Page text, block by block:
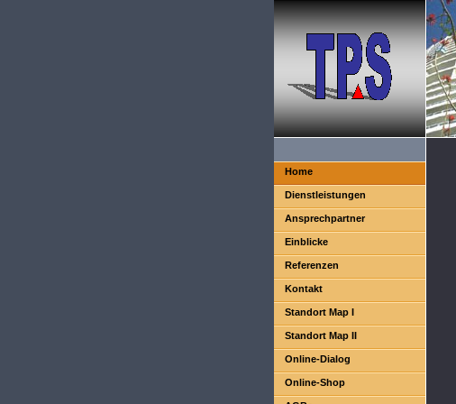
Home
Dienstleistungen
Ansprechpartner
Einblicke
Referenzen
Kontakt
Standort Map I
Standort Map II
Online-Dialog
Online-Shop